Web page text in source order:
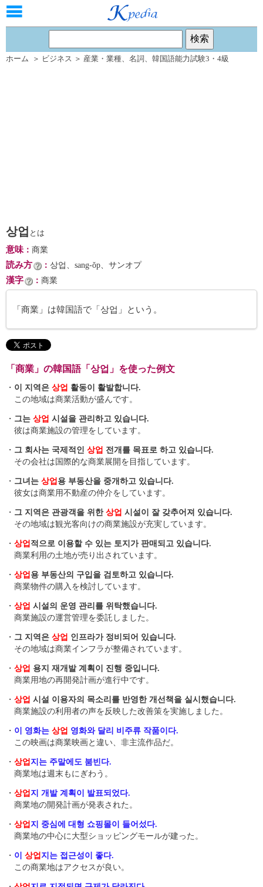
ホーム ＞ ビジネス ＞ 産業・業種、 名詞 、 韓国語能力試験3・4級
상업 とは
意味： 商業
読み方 ： 상업、sang-ŏp、サンオプ
漢字 ： 商業
「商業」は韓国語で「상업」という。
「商業」の韓国語「상업」を使った例文
・ 이 지역은 상업 활동이 활발합니다.
この地域は商業活動が盛んです。
・ 그는 상업 시설을 관리하고 있습니다.
彼は商業施設の管理をしています。
・ 그 회사는 국제적인 상업 전개를 목표로 하고 있습니다.
その会社は国際的な商業展開を目指しています。
・ 그녀는 상업 용 부동산을 중개하고 있습니다.
彼女は商業用不動産の仲介をしています。
・ 그 지역은 관광객을 위한 상업 시설이 잘 갖추어져 있습니다.
その地域は観光客向けの商業施設が充実しています。
・ 상업 적으로 이용할 수 있는 토지가 판매되고 있습니다.
商業利用の土地が売り出されています。
・ 상업 용 부동산의 구입을 검토하고 있습니다.
商業物件の購入を検討しています。
・ 상업 시설의 운영 관리를 위탁했습니다.
商業施設の運営管理を委託しました。
・ 그 지역은 상업 인프라가 정비되어 있습니다.
その地域は商業インフラが整備されています。
・ 상업 용지 재개발 계획이 진행 중입니다.
商業用地の再開発計画が進行中です。
・ 상업 시설 이용자의 목소리를 반영한 개선책을 실시했습니다.
商業施設の利用者の声を反映した改善策を実施しました。
・ 이 영화는 상업 영화와 달리 비주류 작품이다.
この映画は商業映画と違い、非主流作品だ。
・ 상업 지는 주말에도 붐빈다.
商業地は週末もにぎわう。
・ 상업 지 개발 계획이 발표되었다.
商業地の開発計画が発表された。
・ 상업 지 중심에 대형 쇼핑몰이 들어섰다.
商業地の中心に大型ショッピングモールが建った。
・ 이 상업 지는 접근성이 좋다.
この商業地はアクセスが良い。